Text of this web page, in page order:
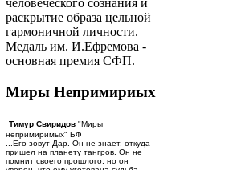
человеческого сознания и
раскрытие образа цельной
гармоничной личности.
Медаль им. И.Ефремова -
основная премия СФП.
Миры Непримириых
Тимур Свиридов "Миры
непримиримых" БФ
...Его зовут Дар. Он не знает, откуда
пришел на планету тангров. Он не
помнит своего прошлого, но он